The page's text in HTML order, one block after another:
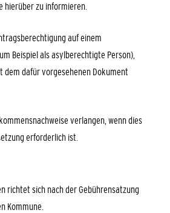
hierüber zu informieren.
auf einem
Beispiel als asylberechtigte Person),
dem dafür vorgesehenen Dokument
verlangen, wenn dies
erforderlich ist.
richtet sich nach der Gebührensatzung
Kommune.